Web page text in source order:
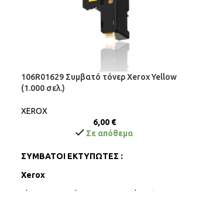
106R01629 Συμβατό τόνερ Xerox Yellow
(1.000 σελ.)
XEROX
6,00 €
Σε απόθεμα
ΣΥΜΒΑΤΟΙ ΕΚΤΥΠΩΤΕΣ :
Xerox
Phaser 6000, Phaser 6010, Workcentre 6015